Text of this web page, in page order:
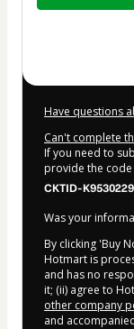
Have questions
Can't complete
If you need to
provide the
CKTID-
Was your
By clicking 'Buy
Hotmart is
and has no
it; (ii) agree to
other company
and